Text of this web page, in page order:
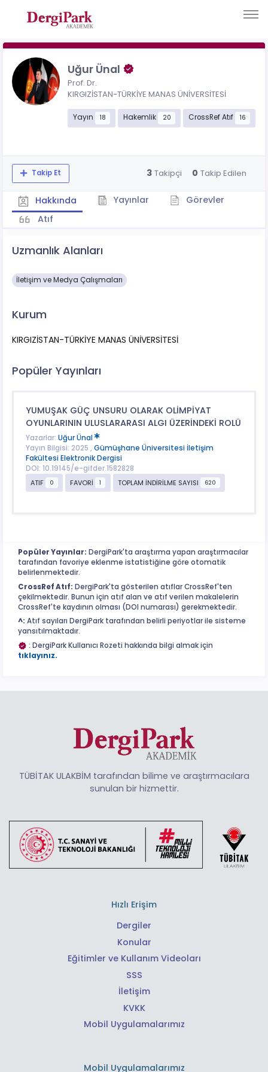
Uğur Ünal
Prof. Dr.
KIRGIZİSTAN-TÜRKİYE MANAS ÜNİVERSİTESİ
Yayın 18 Hakemlik 20 CrossRef Atıf 16
Takip Et 3 Takipçi 0 Takip Edilen
Hakkında Yayınlar
Görevler
Atıf
Uzmanlık Alanları
İletişim ve Medya Çalışmaları
Kurum
KIRGIZİSTAN-TÜRKİYE MANAS ÜNİVERSİTESİ
Popüler Yayınları
YUMUŞAK GÜÇ UNSURU OLARAK OLİMPİYAT
OYUNLARININ ULUSLARARASI ALGI ÜZERİNDEKİ ROLÜ
Yazarlar: Uğur Ünal
Yayın Bilgisi: 2025 , Gümüşhane Üniversitesi İletişim
Fakültesi Elektronik Dergisi
DOI: 10.19145/e-gifder.1582828
ATIF
0 FAVORİ 1 TOPLAM İNDİRİLME SAYISI 620
Popüler Yayınlar: DergiPark'ta araştırma yapan araştırmacılar
tarafından favoriye eklenme istatistiğine göre otomatik
belirlenmektedir.
CrossRef Atıf: DergiPark'ta gösterilen atıflar CrossRef'ten
çekilmektedir. Bunun için atıf alan ve atıf verilen makalelerin
CrossRef'te kaydının olması (DOI numarası) gerekmektedir.
^: Atıf sayıları DergiPark tarafından belirli periyotlar ile sisteme
yansıtılmaktadır.
: DergiPark Kullanıcı Rozeti hakkında bilgi almak için
tıklayınız.
TÜBİTAK ULAKBİM tarafından bilime ve araştırmacılara
sunulan bir hizmettir.
Hızlı Erişim
Dergiler
Konular
Eğitimler ve Kullanım Videoları
SSS
İletişim
KVKK
Mobil Uygulamalarımız
Mobil Uygulamalarımız